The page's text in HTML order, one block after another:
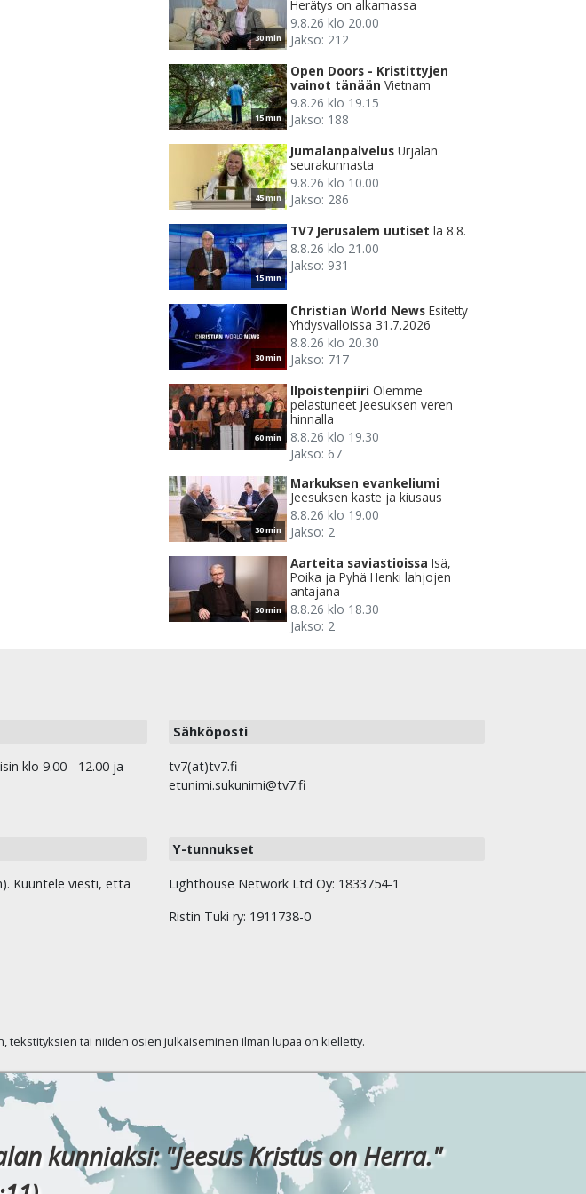
30 min
Herätys on alkamassa
9.8.26 klo 20.00
Jakso: 212
15 min
Open Doors - Kristittyjen
vainot tänään Vietnam
9.8.26 klo 19.15
Jakso: 188
45 min
Jumalanpalvelus Urjalan
seurakunnasta
9.8.26 klo 10.00
Jakso: 286
15 min
TV7 Jerusalem uutiset la 8.8.
8.8.26 klo 21.00
Jakso: 931
30 min
Christian World News Esitetty
Yhdysvalloissa 31.7.2026
8.8.26 klo 20.30
Jakso: 717
60 min
Ilpoistenpiiri Olemme
pelastuneet Jeesuksen veren
hinnalla
8.8.26 klo 19.30
Jakso: 67
30 min
Markuksen evankeliumi
Jeesuksen kaste ja kiusaus
8.8.26 klo 19.00
Jakso: 2
30 min
Aarteita saviastioissa Isä,
Poika ja Pyhä Henki lahjojen
antajana
8.8.26 klo 18.30
Jakso: 2
klo 9.00 - 12.00 ja
Sähköposti
tv7(at)tv7.fi
etunimi.sukunimi@tv7.fi
Kuuntele viesti, että
Y-tunnukset
Lighthouse Network Ltd Oy: 1833754-1
Ristin Tuki ry: 1911738-0
tekstityksien tai niiden osien julkaiseminen ilman lupaa on kielletty.
kunniaksi: "Jeesus Kristus on Herra."